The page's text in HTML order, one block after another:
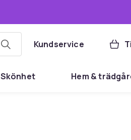
Kundservice
Skönhet Hem &